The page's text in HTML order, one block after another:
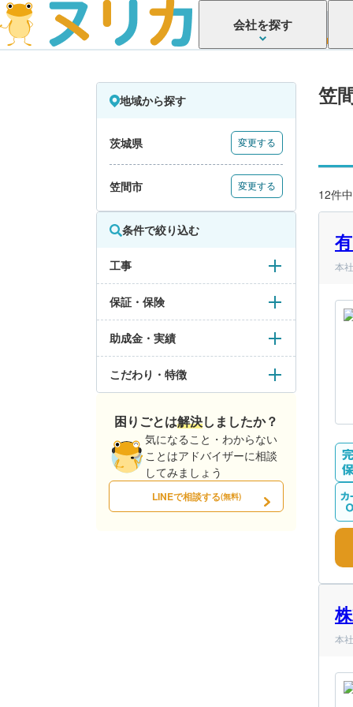
会社を探す
地域から探す
茨城県 変更する
笠間市 変更する
条件で絞り込む
工事
保証・保険
助成金・実績
こだわり・特徴
困りごとは解決しましたか？
気になること・わからない
ことはアドバイザーに相談
してみましょう
LINEで相談する(無料)
笠
12件
本
本